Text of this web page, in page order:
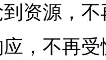
资源，
，不再